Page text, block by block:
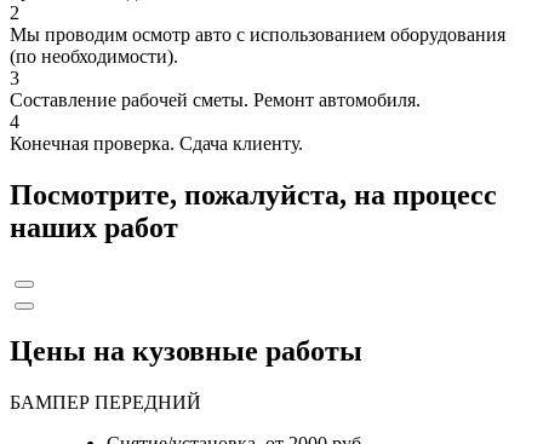
2
Мы проводим осмотр авто с использованием оборудования
(по необходимости).
3
Составление рабочей сметы. Ремонт автомобиля.
4
Конечная проверка. Сдача клиенту.
Посмотрите, пожалуйста, на процесс
наших работ
Цены на кузовные работы
БАМПЕР ПЕРЕДНИЙ